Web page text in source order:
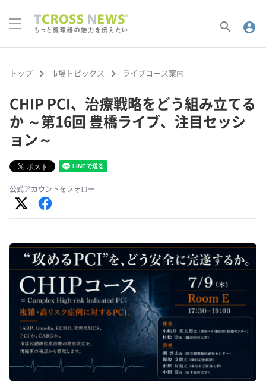
search account_circle
トップ keyboard_arrow_right 市場トピックス keyboard_arrow_right ライブコース案内
CHIP PCI、治療戦略をどう組み立てる
か ～第16回 豊橋ライブ、注目セッシ
ョン～
公式アカウントをフォロー